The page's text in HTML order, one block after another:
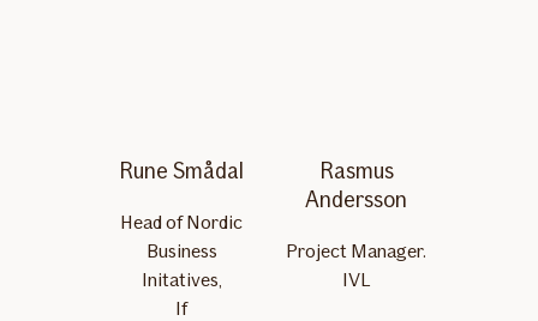
Rune Smådal
Head of Nordic
Business
Initatives,
If
Rasmus
Andersson
Project Manager.
IVL